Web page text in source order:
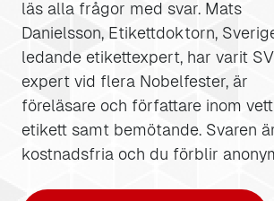
läs alla frågor med svar. Mats
Danielsson, Etikettdoktorn,
ledande etikettexpert, har varit
expert vid flera Nobelfester, är
föreläsare och författare inom
etikett samt bemötande. Svaren
kostnadsfria och du förblir